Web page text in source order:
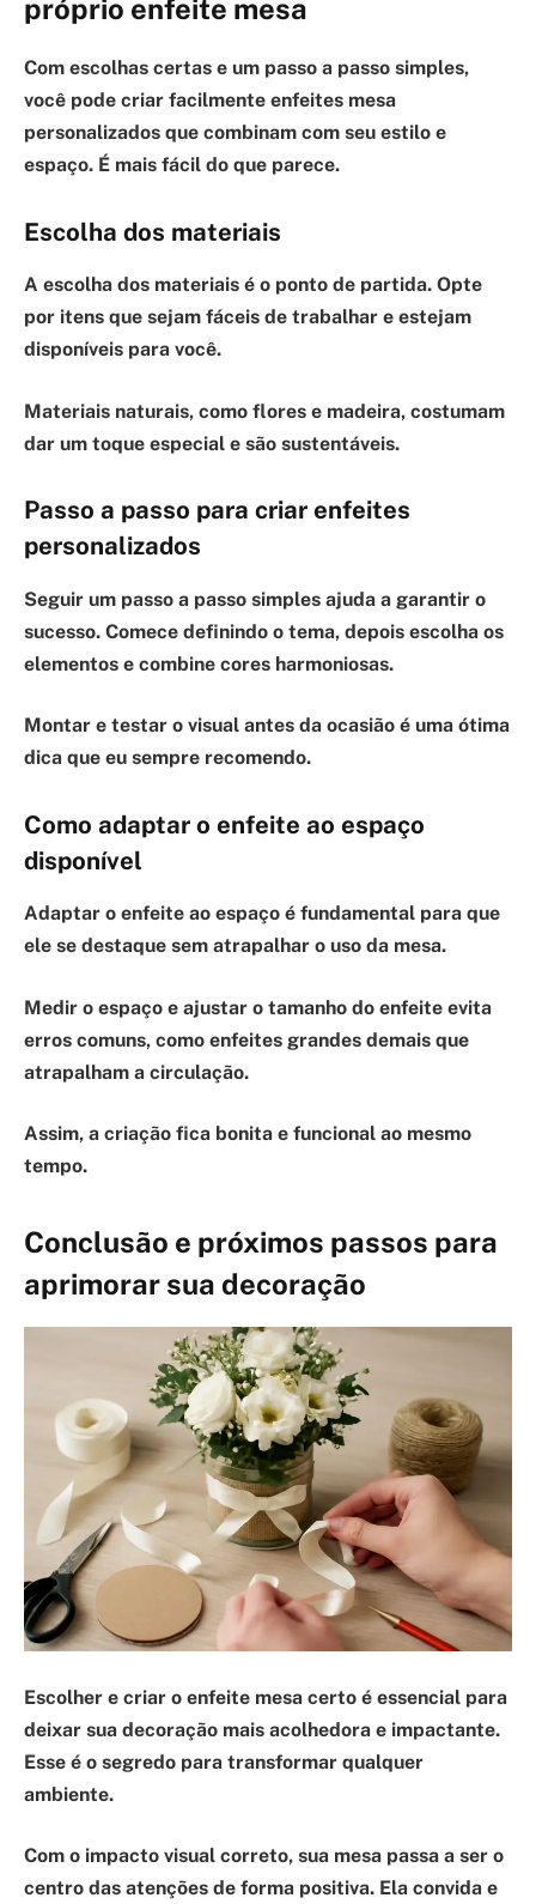
próprio enfeite mesa
Com escolhas certas e um passo a passo simples,
você pode criar facilmente enfeites mesa
personalizados que combinam com seu estilo e
espaço. É mais fácil do que parece.
Escolha dos materiais
A escolha dos materiais é o ponto de partida. Opte
por itens que sejam fáceis de trabalhar e estejam
disponíveis para você.
Materiais naturais, como flores e madeira, costumam
dar um toque especial e são sustentáveis.
Passo a passo para criar enfeites
personalizados
Seguir um passo a passo simples ajuda a garantir o
sucesso. Comece definindo o tema, depois escolha os
elementos e combine cores harmoniosas.
Montar e testar o visual antes da ocasião é uma ótima
dica que eu sempre recomendo.
Como adaptar o enfeite ao espaço
disponível
Adaptar o enfeite ao espaço é fundamental para que
ele se destaque sem atrapalhar o uso da mesa.
Medir o espaço e ajustar o tamanho do enfeite evita
erros comuns, como enfeites grandes demais que
atrapalham a circulação.
Assim, a criação fica bonita e funcional ao mesmo
tempo.
Conclusão e próximos passos para
aprimorar sua decoração
Escolher e criar o enfeite mesa certo é essencial para
deixar sua decoração mais acolhedora e impactante.
Esse é o segredo para transformar qualquer
ambiente.
Com o impacto visual correto, sua mesa passa a ser o
centro das atenções de forma positiva. Ela convida e